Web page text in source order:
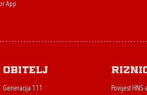
App
Obitelj
Generacija 111 Povijest HNS-a